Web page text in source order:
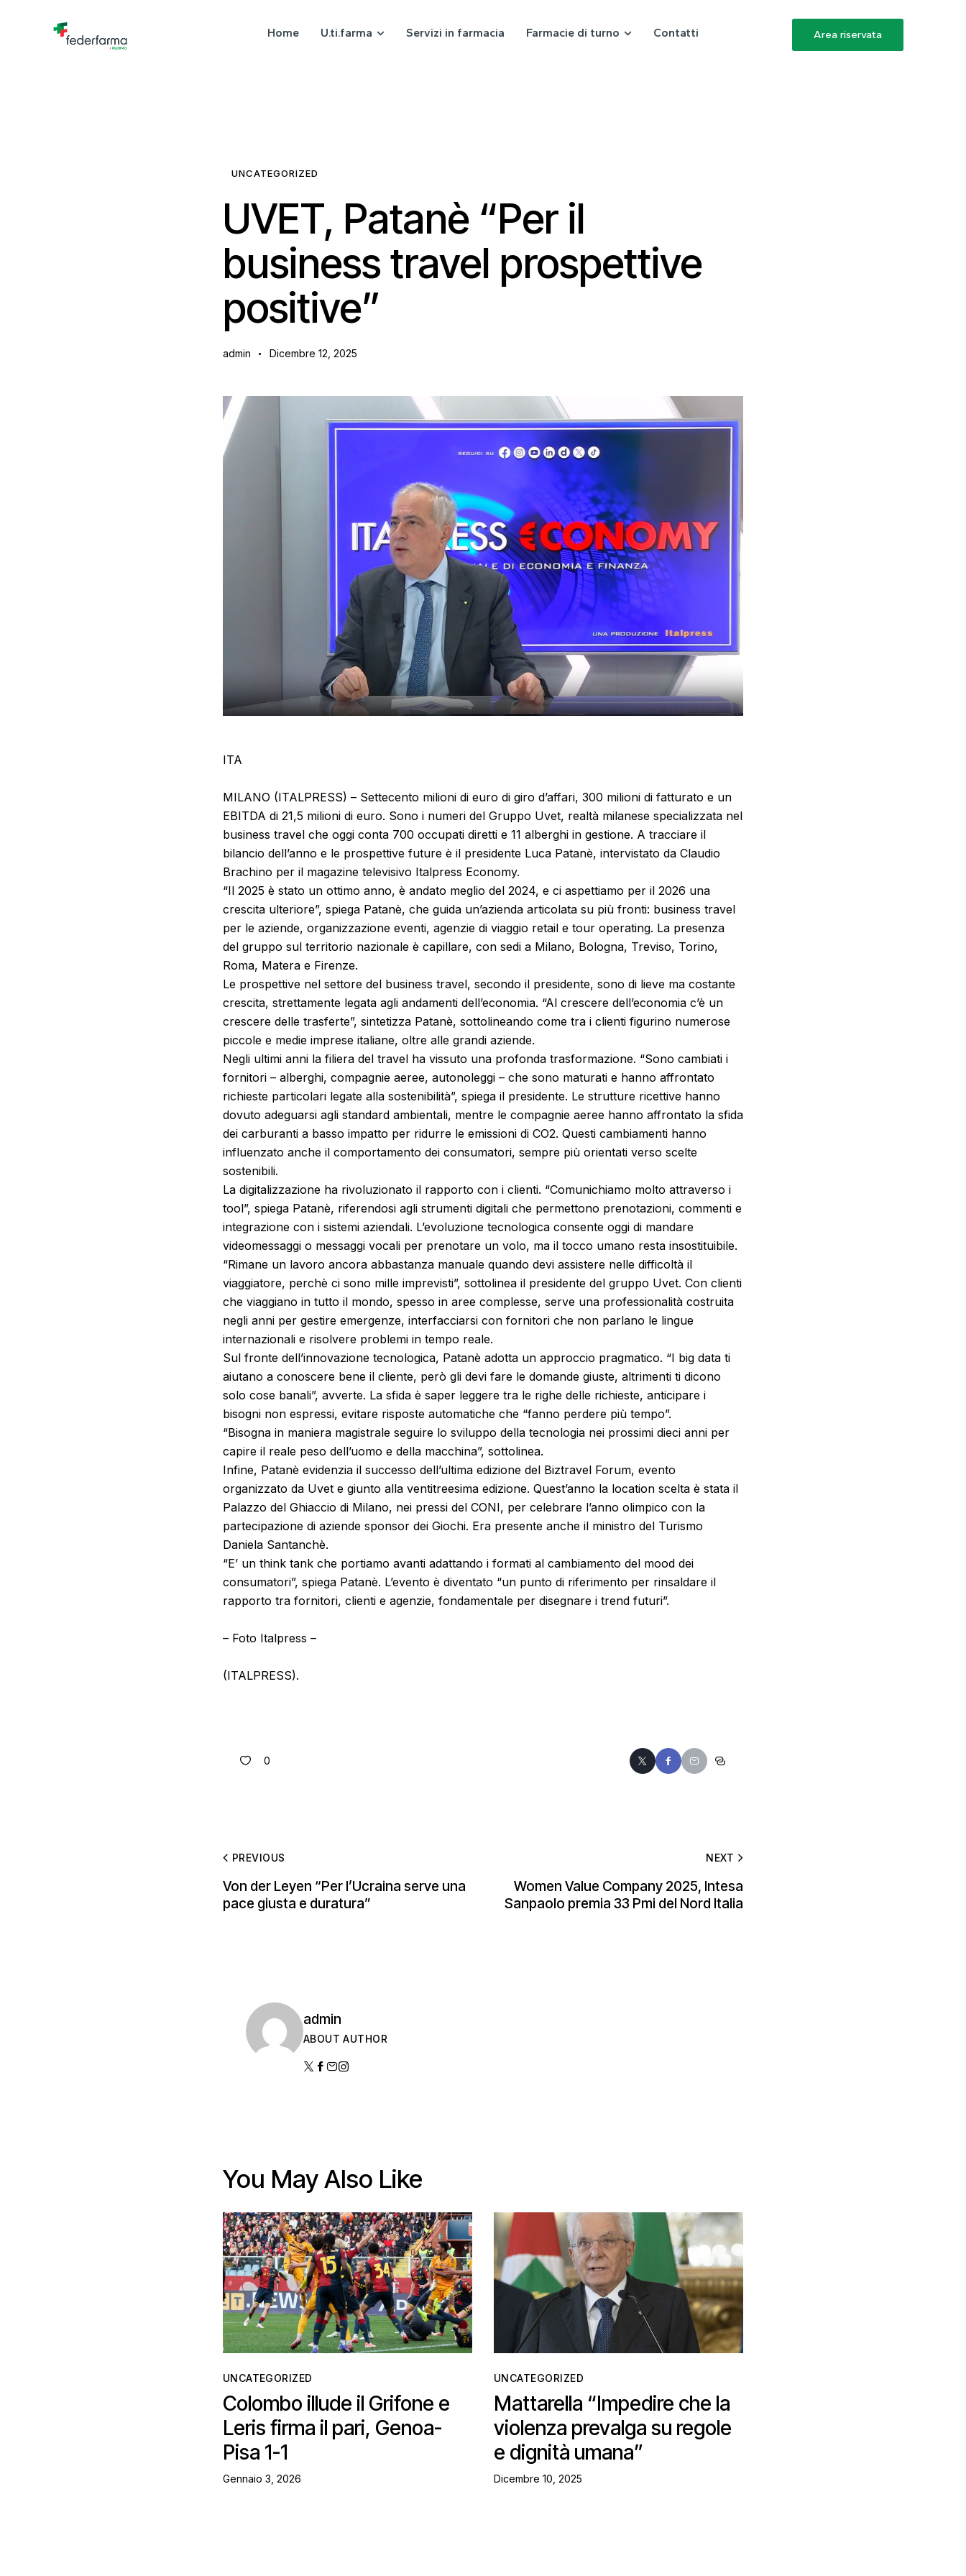
Home U.ti.farma Servizi in farmacia Farmacie di turno Contatti Area riservata
UNCATEGORIZED
UVET, Patanè “Per il
business travel prospettive
positive”
admin Dicembre 12, 2025
ITA
MILANO (ITALPRESS) – Settecento milioni di euro di giro d’affari, 300 milioni di fatturato e un
EBITDA di 21,5 milioni di euro. Sono i numeri del Gruppo Uvet, realtà milanese specializzata nel
business travel che oggi conta 700 occupati diretti e 11 alberghi in gestione. A tracciare il
bilancio dell’anno e le prospettive future è il presidente Luca Patanè, intervistato da Claudio
Brachino per il magazine televisivo Italpress Economy.
“Il 2025 è stato un ottimo anno, è andato meglio del 2024, e ci aspettiamo per il 2026 una
crescita ulteriore”, spiega Patanè, che guida un’azienda articolata su più fronti: business travel
per le aziende, organizzazione eventi, agenzie di viaggio retail e tour operating. La presenza
del gruppo sul territorio nazionale è capillare, con sedi a Milano, Bologna, Treviso, Torino,
Roma, Matera e Firenze.
Le prospettive nel settore del business travel, secondo il presidente, sono di lieve ma costante
crescita, strettamente legata agli andamenti dell’economia. “Al crescere dell’economia c’è un
crescere delle trasferte”, sintetizza Patanè, sottolineando come tra i clienti figurino numerose
piccole e medie imprese italiane, oltre alle grandi aziende.
Negli ultimi anni la filiera del travel ha vissuto una profonda trasformazione. “Sono cambiati i
fornitori – alberghi, compagnie aeree, autonoleggi – che sono maturati e hanno affrontato
richieste particolari legate alla sostenibilità”, spiega il presidente. Le strutture ricettive hanno
dovuto adeguarsi agli standard ambientali, mentre le compagnie aeree hanno affrontato la sfida
dei carburanti a basso impatto per ridurre le emissioni di CO2. Questi cambiamenti hanno
influenzato anche il comportamento dei consumatori, sempre più orientati verso scelte
sostenibili.
La digitalizzazione ha rivoluzionato il rapporto con i clienti. “Comunichiamo molto attraverso i
tool”, spiega Patanè, riferendosi agli strumenti digitali che permettono prenotazioni, commenti e
integrazione con i sistemi aziendali. L’evoluzione tecnologica consente oggi di mandare
videomessaggi o messaggi vocali per prenotare un volo, ma il tocco umano resta insostituibile.
“Rimane un lavoro ancora abbastanza manuale quando devi assistere nelle difficoltà il
viaggiatore, perchè ci sono mille imprevisti”, sottolinea il presidente del gruppo Uvet. Con clienti
che viaggiano in tutto il mondo, spesso in aree complesse, serve una professionalità costruita
negli anni per gestire emergenze, interfacciarsi con fornitori che non parlano le lingue
internazionali e risolvere problemi in tempo reale.
Sul fronte dell’innovazione tecnologica, Patanè adotta un approccio pragmatico. “I big data ti
aiutano a conoscere bene il cliente, però gli devi fare le domande giuste, altrimenti ti dicono
solo cose banali”, avverte. La sfida è saper leggere tra le righe delle richieste, anticipare i
bisogni non espressi, evitare risposte automatiche che “fanno perdere più tempo”.
“Bisogna in maniera magistrale seguire lo sviluppo della tecnologia nei prossimi dieci anni per
capire il reale peso dell’uomo e della macchina”, sottolinea.
Infine, Patanè evidenzia il successo dell’ultima edizione del Biztravel Forum, evento
organizzato da Uvet e giunto alla ventitreesima edizione. Quest’anno la location scelta è stata il
Palazzo del Ghiaccio di Milano, nei pressi del CONI, per celebrare l’anno olimpico con la
partecipazione di aziende sponsor dei Giochi. Era presente anche il ministro del Turismo
Daniela Santanchè.
“E’ un think tank che portiamo avanti adattando i formati al cambiamento del mood dei
consumatori”, spiega Patanè. L’evento è diventato “un punto di riferimento per rinsaldare il
rapporto tra fornitori, clienti e agenzie, fondamentale per disegnare i trend futuri”.
– Foto Italpress –
(ITALPRESS).
0
PREVIOUS
Von der Leyen “Per l’Ucraina serve una
pace giusta e duratura”
NEXT
Women Value Company 2025, Intesa
Sanpaolo premia 33 Pmi del Nord Italia
admin
ABOUT AUTHOR
You May Also Like
UNCATEGORIZED
Colombo illude il Grifone e
Leris firma il pari, Genoa-
Pisa 1-1
Gennaio 3, 2026
UNCATEGORIZED
Mattarella “Impedire che la
violenza prevalga su regole
e dignità umana”
Dicembre 10, 2025